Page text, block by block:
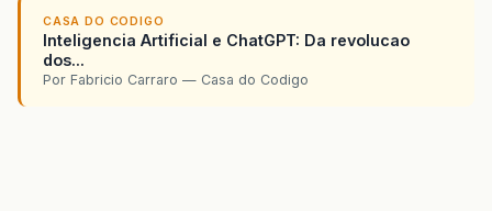
CASA DO CODIGO
Inteligencia Artificial e ChatGPT: Da revolucao
dos...
Por Fabricio Carraro — Casa do Codigo